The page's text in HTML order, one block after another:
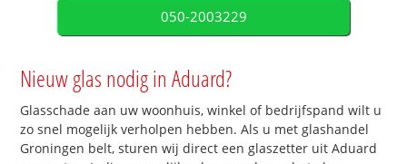
050-2003229
Nieuw glas nodig in Aduard?
Glasschade aan uw woonhuis, winkel of bedrijfspand wilt u
zo snel mogelijk verholpen hebben. Als u met glashandel
Groningen belt, sturen wij direct een glaszetter uit Aduard